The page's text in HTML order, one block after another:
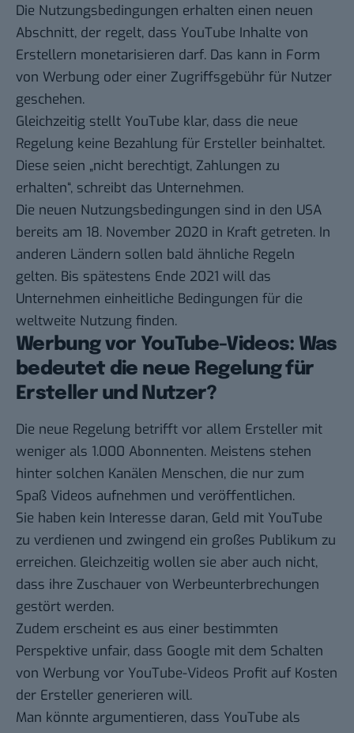
Die Nutzungsbedingungen erhalten einen neuen
Abschnitt, der regelt, dass YouTube Inhalte von
Erstellern monetarisieren darf. Das kann in Form
von Werbung oder einer Zugriffsgebühr für Nutzer
geschehen.
Gleichzeitig stellt YouTube klar, dass die neue
Regelung keine Bezahlung für Ersteller beinhaltet.
Diese seien „nicht berechtigt, Zahlungen zu
erhalten“, schreibt das Unternehmen.
Die neuen Nutzungsbedingungen sind in den USA
bereits am 18. November 2020 in Kraft getreten. In
anderen Ländern sollen bald ähnliche Regeln
gelten. Bis spätestens Ende 2021 will das
Unternehmen einheitliche Bedingungen für die
weltweite Nutzung finden.
Werbung vor YouTube-Videos: Was
bedeutet die neue Regelung für
Ersteller und Nutzer?
Die neue Regelung betrifft vor allem Ersteller mit
weniger als 1.000 Abonnenten. Meistens stehen
hinter solchen Kanälen Menschen, die nur zum
Spaß Videos aufnehmen und veröffentlichen.
Sie haben kein Interesse daran, Geld mit YouTube
zu verdienen und zwingend ein großes Publikum zu
erreichen. Gleichzeitig wollen sie aber auch nicht,
dass ihre Zuschauer von Werbeunterbrechungen
gestört werden.
Zudem erscheint es aus einer bestimmten
Perspektive unfair, dass Google mit dem Schalten
von Werbung vor YouTube-Videos Profit auf Kosten
der Ersteller generieren will.
Man könnte argumentieren, dass YouTube als